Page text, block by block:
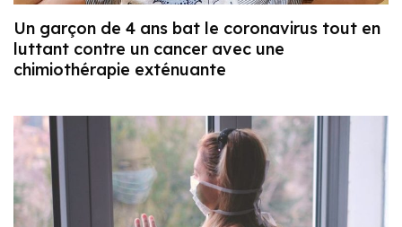
Un garçon de 4 ans bat le coronavirus tout en
luttant contre un cancer avec une
chimiothérapie exténuante